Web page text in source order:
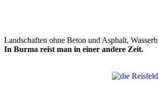
Landschaften ohne Beton und Asphalt,
In Burma reist man in einer andere Zeit.